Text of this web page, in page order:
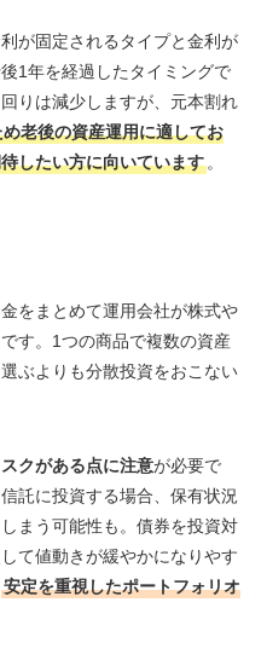
が固定されるタイプと金利が
1年を経過したタイミングで
りは減少しますが、元本割れ
老後の資産運用に適してお
したい方に向いています。
をまとめて運用会社が株式や
す。1つの商品で複数の資産
ぶよりも分散投資をおこない
クがある点に注意が必要で
託に投資する場合、保有状況
まう可能性も。債券を投資対
て値動きが緩やかになりやす
安定を重視したポートフォリオ